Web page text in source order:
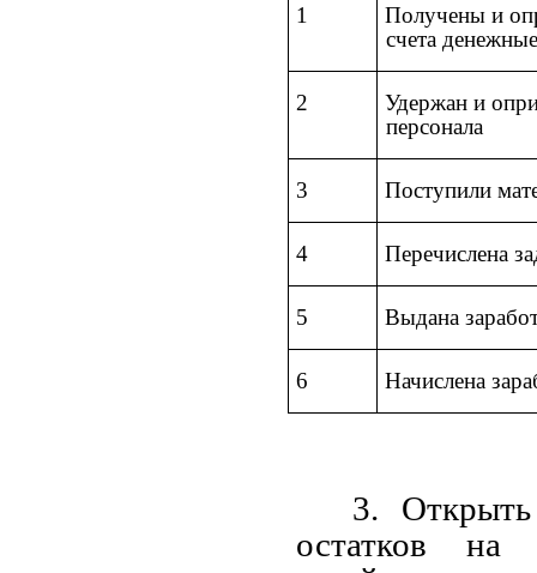
1
Получены и
счета
2
Удержан и
персонала
3 Поступили
4 Перечислена
5 Выдана
6 Начислена
3. Открыть
остатков